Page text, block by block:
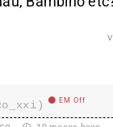
EM Off